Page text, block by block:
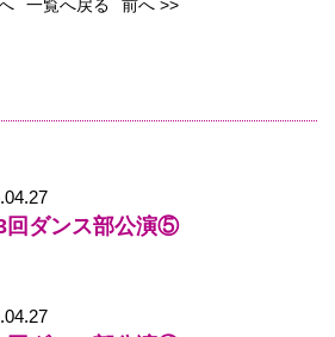
一覧へ戻る 前へ >>
回ダンス部公演⑤